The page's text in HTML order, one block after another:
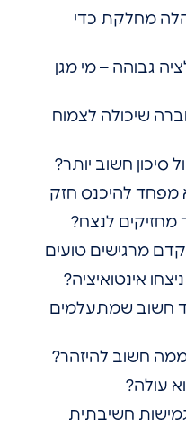
מחלקת כדי
גבוהה – מי מגן
שיכולה לצמוח
סיכון חשוב יותר?
מפחד להיכנס חזק
מחזיקים לנצח?
מרגישים טועים
אינטואיציה?
חשוב שמתעלמים
חשוב להיזהר?
עולה?
חשיבתית